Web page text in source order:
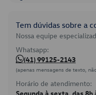
Tem dúvidas sobre a
Nossa equipe
Whatsapp:
(41) 99125-2143
(apenas mensagens de texto,
Horário de atendimento: